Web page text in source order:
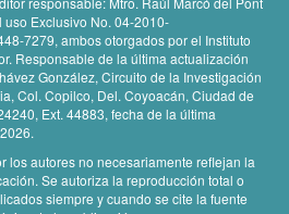
Exclusivo No. 04-2010-
7279, ambos otorgados por el Instituto
Responsable de la última actualización
González, Circuito de la Investigación
Col. Copilco, Del. Coyoacán, Ciudad de
Ext. 44883, fecha de la última
los autores no necesariamente reflejan la
Se autoriza la reproducción total o
siempre y cuando se cite la fuente